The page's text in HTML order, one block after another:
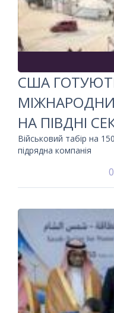
США
НА ПІВДНІ
Військовий табір на
підрядна компанія